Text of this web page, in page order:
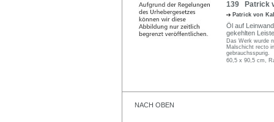
139 Patrick
Patrick von
Öl auf
gekehlten
Das Werk wurde
Malschicht recto
gebrauchsspurig.
60,5 x 90,5 cm,
NACH OBEN